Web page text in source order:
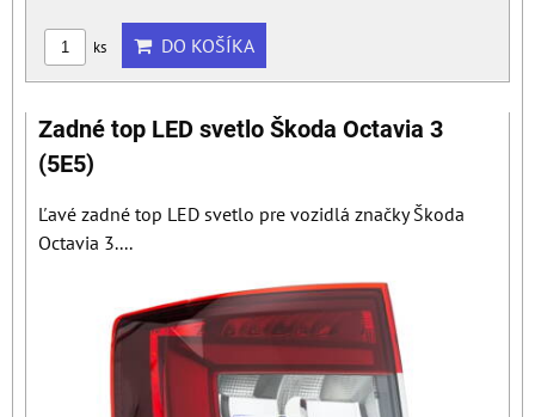
ks DO KOŠÍKA
Zadné top LED svetlo Škoda Octavia 3
(5E5)
Ľavé zadné top LED svetlo pre vozidlá značky Škoda
Octavia 3....